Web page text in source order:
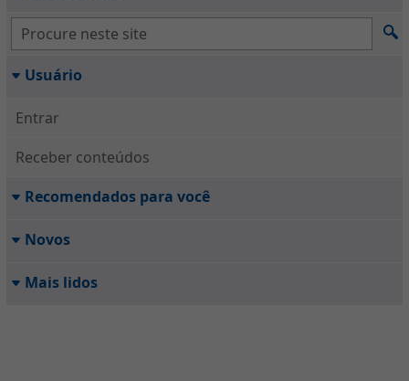
Usuário
Entrar
Receber conteúdos
Recomendados para você
Novos
Mais lidos